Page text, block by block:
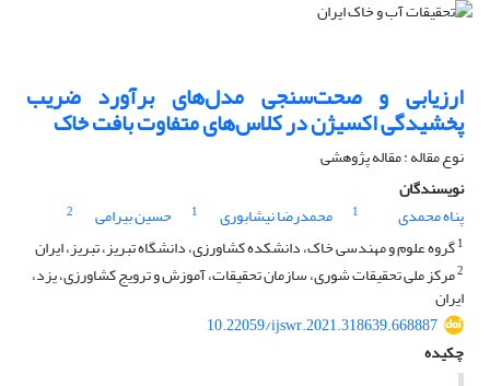
ارزیابی و صحت‌سنجی مدل‌های برآورد ضریب
پخشیدگی اکسیژن در کلاس‌های متفاوت بافت خاک
نوع مقاله : مقاله پژوهشی
نویسندگان
پناه محمدی
1 محمدرضا نیشابوری 1 حسین بیرامی
2
1گروه علوم و مهندسی خاک، دانشکده کشاورزی، دانشگاه تبریز، تبریز، ایران
2مرکز ملی تحقیقات شوری، سازمان تحقیقات، آموزش و ترویج کشاورزی، یزد،
ایران
10.22059/ijswr.2021.318639.668887
چکیده